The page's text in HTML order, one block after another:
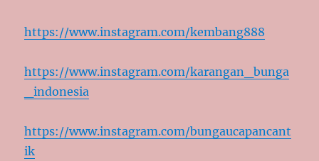
https://www.instagram.com/kembang888
https://www.instagram.com/karangan_bunga
_indonesia
https://www.instagram.com/bungaucapancant
ik